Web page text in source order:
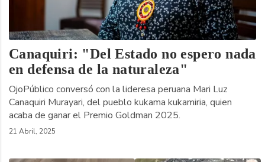
Canaquiri: "Del Estado no espero nada
en defensa de la naturaleza"
OjoPúblico conversó con la lideresa peruana Mari Luz
Canaquiri Murayari, del pueblo kukama kukamiria, quien
acaba de ganar el Premio Goldman 2025.
21 Abril, 2025